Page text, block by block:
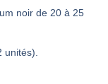
noir de 20 à 25